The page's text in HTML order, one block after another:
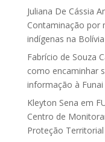
Juliana De Cássia
Contaminação por
indígenas na Bolívia
Fabrício de Souza
como encaminhar
informação à Funai
Kleyton Sena em
Centro de
Proteção